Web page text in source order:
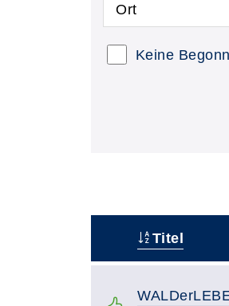
Ort
Keine
Titel